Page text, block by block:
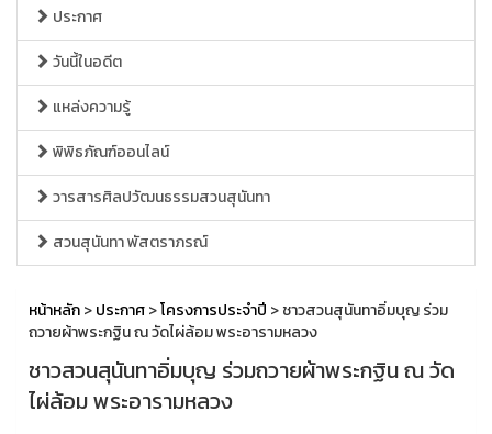
ประกาศ
วันนี้ในอดีต
แหล่งความรู้
พิพิธภัณฑ์ออนไลน์
วารสารศิลปวัฒนธรรมสวนสุนันทา
สวนสุนันทา พัสตราภรณ์
หน้าหลัก>ประกาศ>โครงการประจำปี > ชาวสวนสุนันทาอิ่มบุญ ร่วม
ถวายผ้าพระกฐิน ณ วัดไผ่ล้อม พระอารามหลวง
ชาวสวนสุนันทาอิ่มบุญ ร่วมถวายผ้าพระกฐิน ณ วัด
ไผ่ล้อม พระอารามหลวง